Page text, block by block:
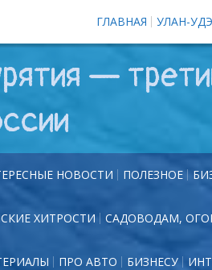
ГЛАВНАЯ УЛАН-УДЭ
—
НОВОСТИ ПОЛЕЗНОЕ
ХИТРОСТИ САДОВОДАМ,
ПРО АВТО БИЗНЕСУ